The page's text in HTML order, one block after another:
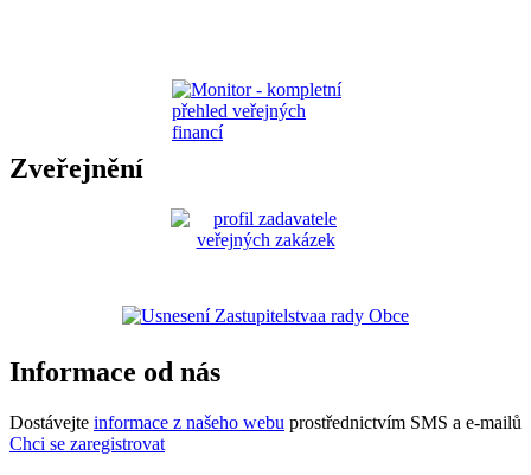
Zveřejnění
Informace od nás
Dostávejte informace z našeho webu prostřednictvím SMS a e-mailů
Chci se zaregistrovat